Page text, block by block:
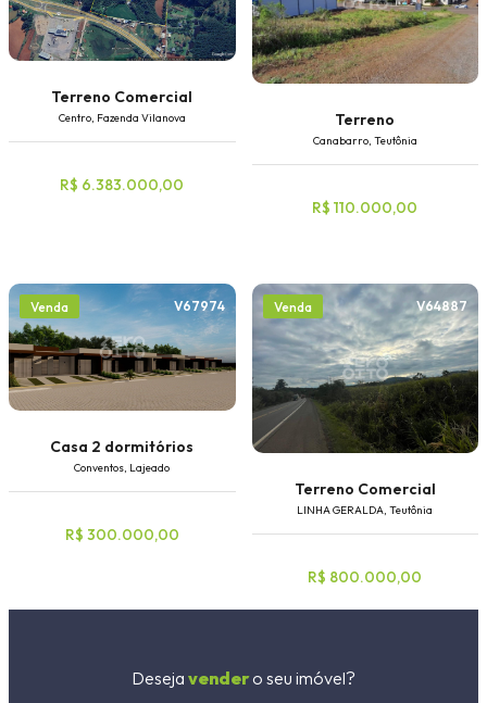
Terreno Comercial
Centro, Fazenda Vilanova
R$ 6.383.000,00
Terreno
Canabarro, Teutônia
R$ 110.000,00
Venda V67974
Casa 2 dormitórios
Conventos, Lajeado
R$ 300.000,00
Venda V64887
Terreno Comercial
LINHA GERALDA, Teutônia
R$ 800.000,00
Deseja vendero seu imóvel?